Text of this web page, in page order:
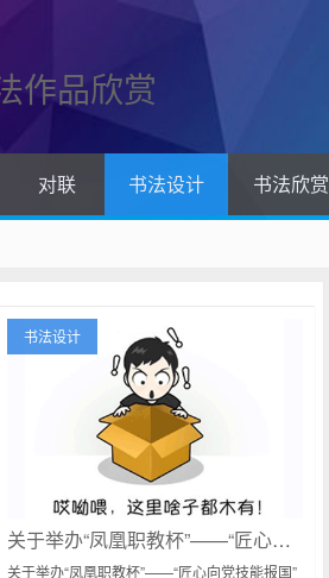
对联 书法设计 书法欣赏
书法设计
关于举办“凤凰职教杯”——“匠心向党 技能报国”五年制高职书法篆刻作品展的通知
关于举办“凤凰职教杯”——“匠心向党技能报国”